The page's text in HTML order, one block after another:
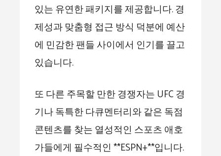
있는 유연한 패키지를 제공합니다. 경
제성과 맞춤형 접근 방식 덕분에 예산
에 민감한 팬들 사이에서 인기를 끌고
있습니다.
또 다른 주목할 만한 경쟁자는 UFC 경
기나 독특한 다큐멘터리와 같은 독점
콘텐츠를 찾는 열성적인 스포츠 애호
가들에게 필수적인 **ESPN+**입니다.